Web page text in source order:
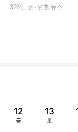
326일 전 연합뉴스
12
금
13
토